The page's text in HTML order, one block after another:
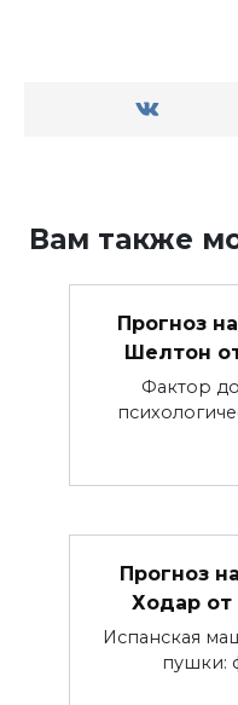
Вам также
Прогноз
Шелтон
Фактор
Прогноз
Ходар от
Испанская
пушки: